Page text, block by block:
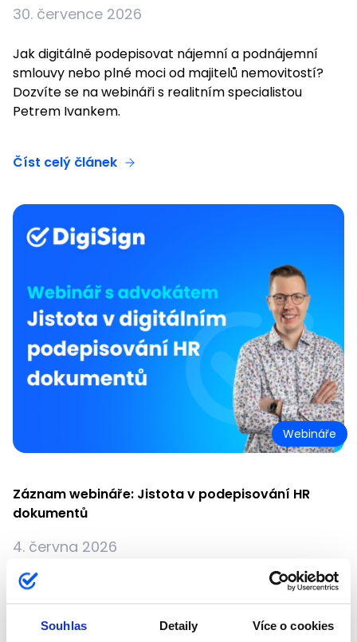
Souhlas Detaily Více o cookies
30. července 2026
Jak digitálně podepisovat nájemní a podnájemní
smlouvy nebo plné moci od majitelů nemovitostí?
Dozvíte se na webináři s realitním specialistou
Petrem Ivankem.
Číst celý článek
Webináře
Záznam webináře: Jistota v podepisování HR
dokumentů
4. června 2026
Podepisovat digitálně můžete veškeré HR
dohody o Multisportce. Jak konkrétně se dozvíte na